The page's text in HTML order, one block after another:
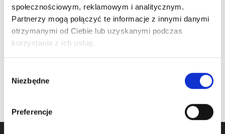
społecznościowym, reklamowym i analitycznym.
Partnerzy mogą połączyć te informacje z innymi danymi
otrzymanymi od Ciebie lub uzyskanymi podczas
korzystania z ich usług.
zgody
Niezbędne
Preferencje
Price inc. VAT
10.50 € / 100
pieces
na stanie
Price inc. VAT
0.30 € / piece